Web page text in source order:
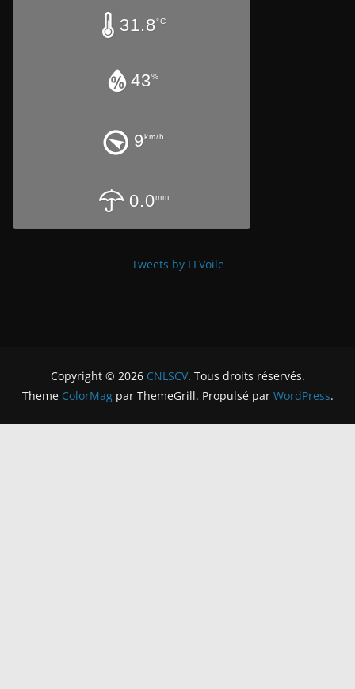
31.8°C
43%
9km/h
0.0mm
Tweets by FFVoile
Copyright © 2026 CNLSCV. Tous droits réservés.
Theme ColorMagpar ThemeGrill. Propulsé par WordPress.